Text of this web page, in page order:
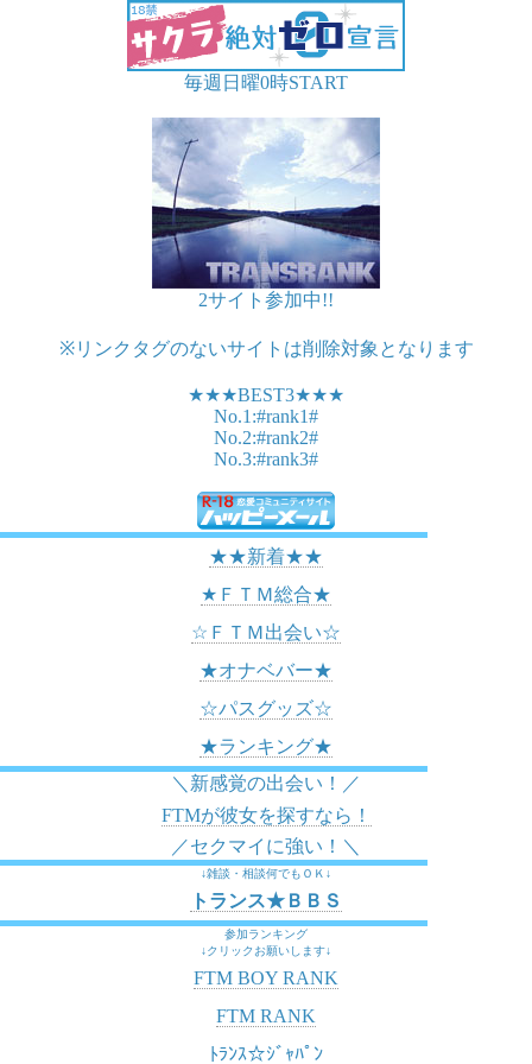
毎週日曜0時START
2サイト参加中!!
※リンクタグのないサイトは削除対象となります
★★★BEST3★★★
No.1:#rank1#
No.2:#rank2#
No.3:#rank3#
★★新着★★
★ＦＴＭ総合★
☆ＦＴＭ出会い☆
★オナベバー★
☆パスグッズ☆
★ランキング★
＼新感覚の出会い！／
FTMが彼女を探すなら！
／セクマイに強い！＼
↓雑談・相談何でもＯＫ↓
トランス★ＢＢＳ
参加ランキング
↓クリックお願いします↓
FTM BOY RANK
FTM RANK
ﾄﾗﾝｽ☆ｼﾞｬﾊﾟﾝ